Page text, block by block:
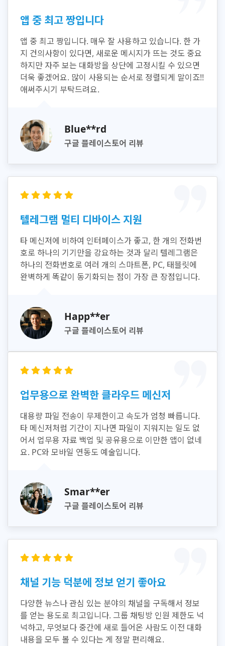
앱 중 최고 짱입니다
앱 중 최고 짱입니다. 매우 잘 사용하고 있습니다. 한 가
지 건의사항이 있다면, 새로운 메시지가 뜨는 것도 중요
하지만 자주 보는 대화방을 상단에 고정시킬 수 있으면
더욱 좋겠어요. 많이 사용되는 순서로 정렬되게 말이죠!!
애써주시기 부탁드려요.
Blue**rd
구글 플레이스토어 리뷰
텔레그램 멀티 디바이스 지원
타 메신저에 비하여 인터페이스가 좋고, 한 개의 전화번
호로 하나의 기기만을 강요하는 것과 달리 텔레그램은
하나의 전화번호로 여러 개의 스마트폰, PC, 태블릿에
완벽하게 똑같이 동기화되는 점이 가장 큰 장점입니다.
Happ**er
구글 플레이스토어 리뷰
업무용으로 완벽한 클라우드 메신저
대용량 파일 전송이 무제한이고 속도가 엄청 빠릅니다.
타 메신저처럼 기간이 지나면 파일이 지워지는 일도 없
어서 업무용 자료 백업 및 공유용으로 이만한 앱이 없네
요. PC와 모바일 연동도 예술입니다.
Smar**er
구글 플레이스토어 리뷰
채널 기능 덕분에 정보 얻기 좋아요
다양한 뉴스나 관심 있는 분야의 채널을 구독해서 정보
를 얻는 용도로 최고입니다. 그룹 채팅방 인원 제한도 넉
넉하고, 무엇보다 중간에 새로 들어온 사람도 이전 대화
내용을 모두 볼 수 있다는 게 정말 편리해요.